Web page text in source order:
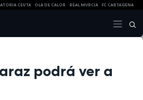
CEUTA OLA DE CALOR REAL MURCIA FC CARTAGENA
podrá ver a